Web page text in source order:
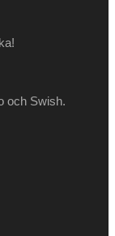
och Swish.